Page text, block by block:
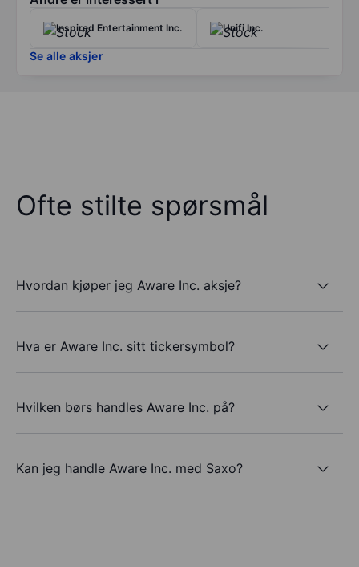
Inspired Entertainment Inc. Unifi Inc.
Se alle aksjer
Ofte stilte spørsmål
Hvordan kjøper jeg Aware Inc. aksje?
Hva er Aware Inc. sitt tickersymbol?
Hvilken børs handles Aware Inc. på?
Kan jeg handle Aware Inc. med Saxo?